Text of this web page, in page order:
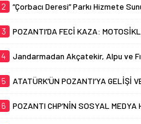
Bir Adım Daha
sloganıyla
kadar 25
2 “Çorbacı Deresi” Parkı Hizmete
3 POZANTI’DA FECİ KAZA: MOTOSİKLET SÜRÜCÜSÜ
4 Jandarmadan Akçatekir, Alpu ve Fındıklı Mahallelerinde
5 ATATÜRK’ÜN POZANTI’YA GELİŞİ VE POZANTI
6 POZANTI CHP’NİN SOSYAL MEDYA HESAPLARI “YENİ PARTİ”